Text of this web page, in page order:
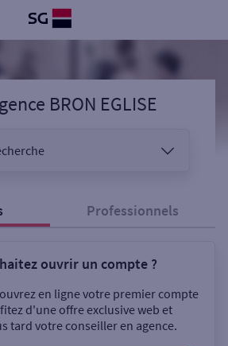
BRON EGLISE
recherche
samedi
Professionnels
ouvrir un compte ?
en ligne votre premier compte
d'une offre exclusive web et
tard votre conseiller en agence.